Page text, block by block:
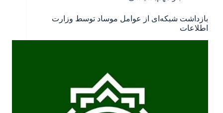
بازداشت شبکه‌‌ای از عوامل موساد توسط وزارت
اطلاعات